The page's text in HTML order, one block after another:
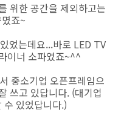
위한 공간을 제외하고는
죠~
었는데요...바로 LED TV
이너 소파였죠~^^
중소기업 오픈프레임으
쓰고 있답니다. (대기업
있었답니다.)